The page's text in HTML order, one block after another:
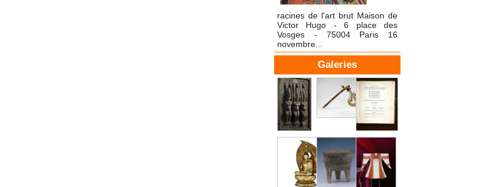
racines de l'art brut Maison de
Victor Hugo - 6 place des
Vosges - 75004 Paris 16
novembre...
Galeries